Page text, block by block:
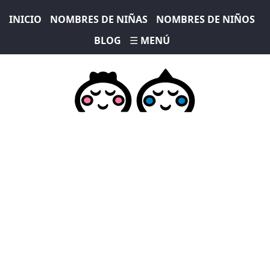
INICIO NOMBRES DE NIÑAS
NOMBRES DE NIÑOS
BLOG
☰ MENÚ